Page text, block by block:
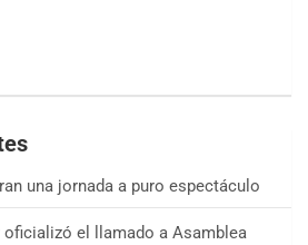
una jornada a puro espectáculo
oficializó el llamado a Asamblea